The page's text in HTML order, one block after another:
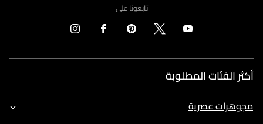
تابعونا على
أكثر الفئات المطلوبة
مجوهرات عصرية